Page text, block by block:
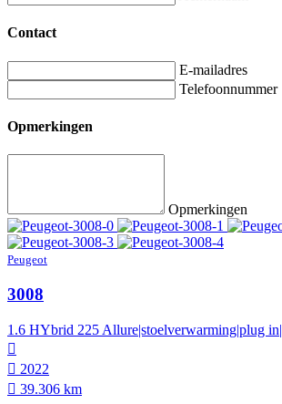
Contact
E-mailadres
Telefoonnummer
Opmerkingen
Opmerkingen
Peugeot
3008
1.6 HYbrid 225 Allure|stoelverwarming|plug in|
2022
39.306 km